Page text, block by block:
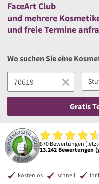
FaceArt Club
und mehrere
undfreieTermine
Wo suchen Sie eine
Gratis
870 Bewertungen
13.242 Bewertungen
kostenlos schnell Ihr